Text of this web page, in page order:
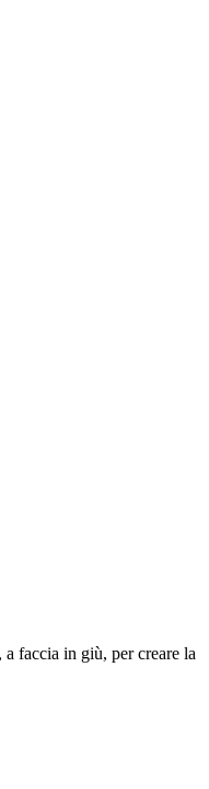
faccia in giù, per creare la